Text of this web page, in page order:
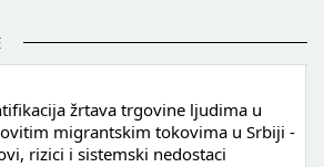
žrtava trgovine ljudima u
migrantskim tokovima u Srbiji -
rizici i sistemski nedostaci